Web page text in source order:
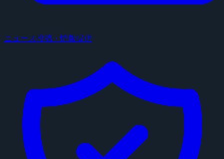
ニュース投稿・情報提供